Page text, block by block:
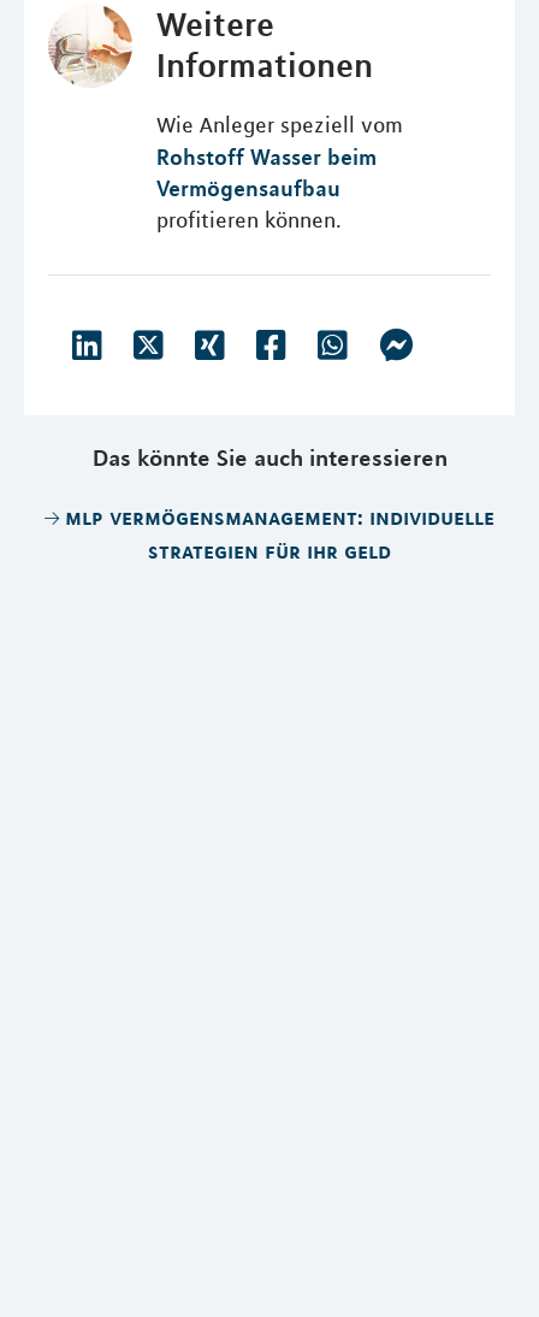
Weitere
Informationen
Wie Anleger speziell vom
Rohstoff Wasser beim
Vermögensaufbau
profitieren können.
Das könnte Sie auch interessieren
mlp vermögensmanagement: individuelle
strategien für ihr geld